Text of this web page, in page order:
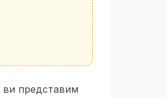
ви представим